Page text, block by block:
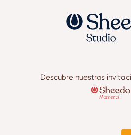
Descubre nuestras